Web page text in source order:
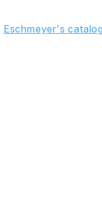
Eschmeyer's